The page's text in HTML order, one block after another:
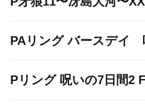
PAリング バースデイ
Pリング 呪いの7日間2